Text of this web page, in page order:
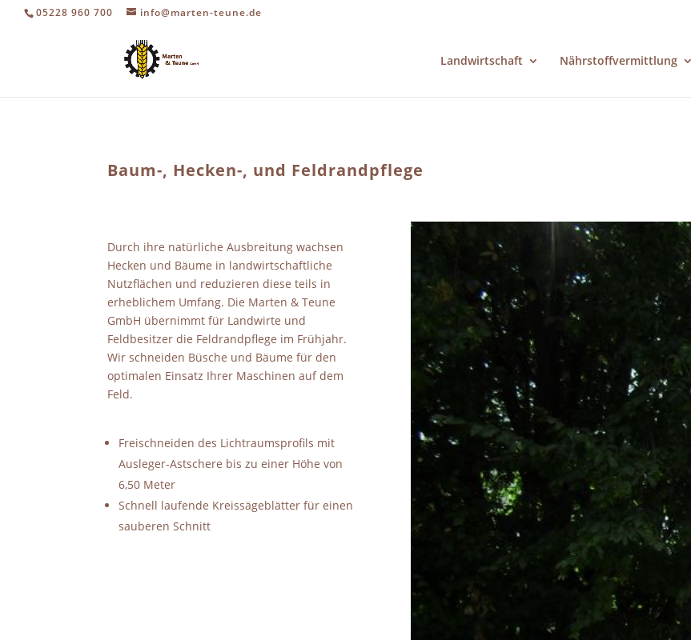
05228 960 700 info@marten-teune.de
Landwirtschaft Nährstoffvermittlung
Baum-, Hecken-, und Feldrandpflege
Durch ihre natürliche Ausbreitung wachsen
Hecken und Bäume in landwirtschaftliche
Nutzflächen und reduzieren diese teils in
erheblichem Umfang. Die Marten & Teune
GmbH übernimmt für Landwirte und
Feldbesitzer die Feldrandpflege im Frühjahr.
Wir schneiden Büsche und Bäume für den
optimalen Einsatz Ihrer Maschinen auf dem
Feld.
Freischneiden des Lichtraumsprofils mit
Ausleger-Astschere bis zu einer Höhe von
6,50 Meter
Schnell laufende Kreissägeblätter für einen
sauberen Schnitt